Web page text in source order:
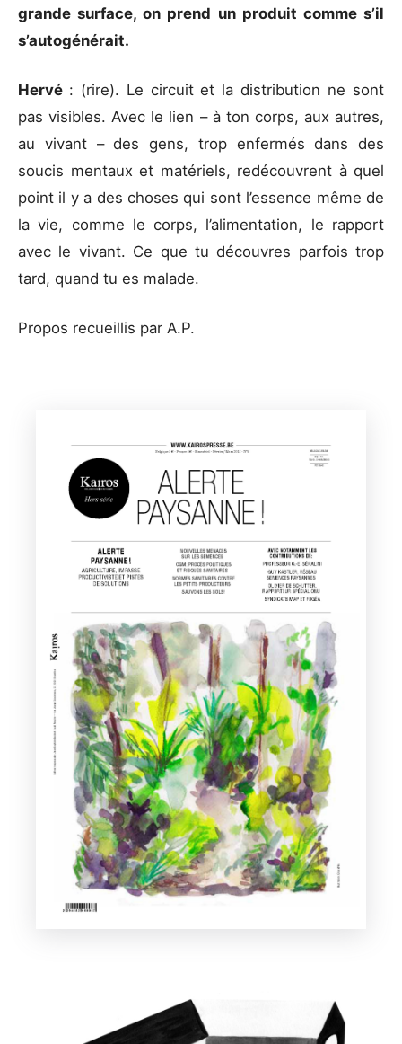
grande surface, on prend un produit comme s’il
s’autogénérait.
Hervé : (rire). Le circuit et la distribution ne sont
pas visibles. Avec le lien – à ton corps, aux autres,
au vivant – des gens, trop enfermés dans des
soucis mentaux et matériels, redécouvrent à quel
point il y a des choses qui sont l’essence même de
la vie, comme le corps, l’alimentation, le rapport
avec le vivant. Ce que tu découvres parfois trop
tard, quand tu es malade.
Propos recueillis par A.P.